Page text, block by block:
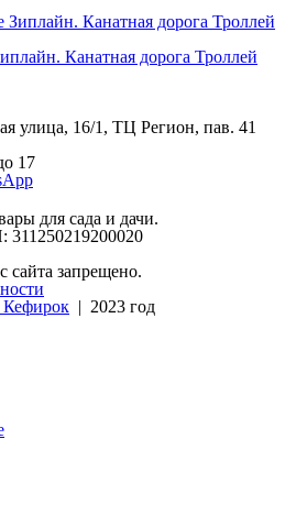
Канатная дорога Троллей
улица, 16/1, ТЦ Регион, пав. 41
17
для сада и дачи.
сайта запрещено.
Кефирок | 2023 год